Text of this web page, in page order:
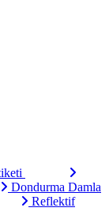
Dondurma Damla
Reflektif